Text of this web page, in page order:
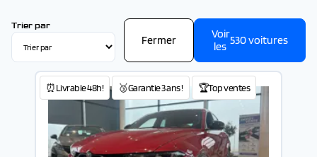
Trier par
Fermer
Voir
les 530voitures
⏰Livrable 48h! 🥉Garantie 3 ans ! 🏆Top ventes